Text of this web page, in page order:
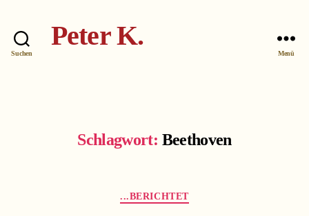
Suchen
Peter K.
Menü
Schlagwort: Beethoven
Kategorien
...BERICHTET